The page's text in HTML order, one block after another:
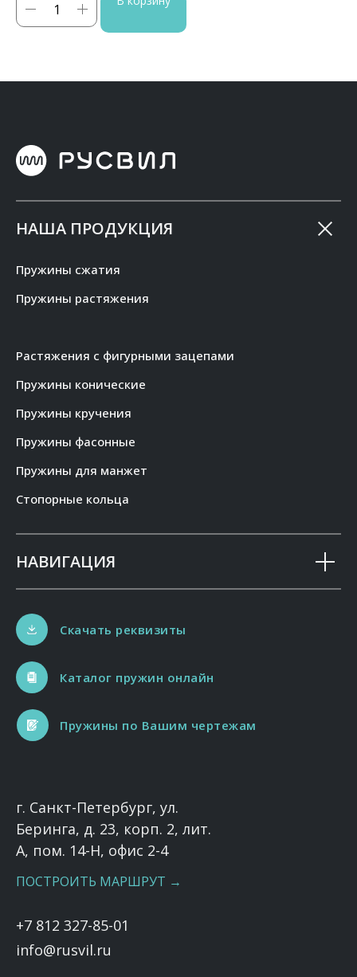
НАША ПРОДУКЦИЯ
Пружины сжатия
Пружины растяжения
Растяжения с фигурными зацепами
Пружины конические
Пружины кручения
Пружины фасонные
Пружины для манжет
Стопорные кольца
НАВИГАЦИЯ
Каталог пружин онлайн
Пружины по Вашим чертежам
Скачать реквизиты
г. Санкт-Петербург, ул.
Беринга, д. 23, корп. 2, лит.
А, пом. 14-Н, офис 2-4
ПОСТРОИТЬ МАРШРУТ →
+7 812 327-85-01
info@rusvil.ru